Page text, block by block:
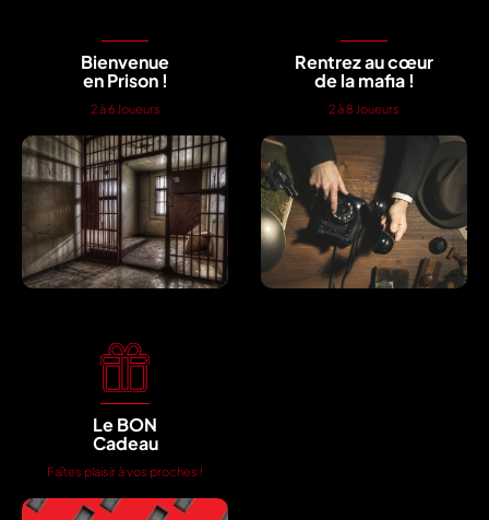
Bienvenue
en Prison !
2 à 6 Joueurs
Rentrez au cœur
de la mafia !
2 à 8 Joueurs
Le BON
Cadeau
Faîtes plaisir à vos proches !